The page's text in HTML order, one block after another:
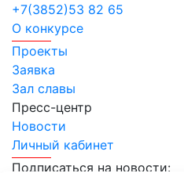
+7(3852)53 82 65
О конкурсе
Проекты
Заявка
Зал славы
Пресс-центр
Новости
Личный кабинет
Подписаться на новости: